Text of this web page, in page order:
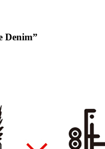
Denim”